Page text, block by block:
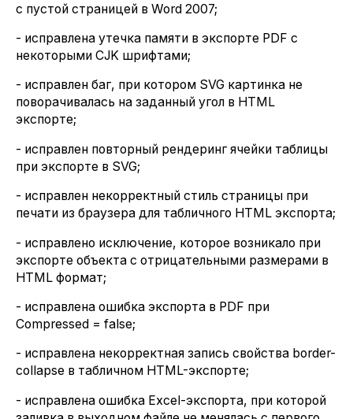
с пустой страницей в Word 2007;
- исправлена утечка памяти в экспорте PDF с
некоторыми CJK шрифтами;
- исправлен баг, при котором SVG картинка не
поворачивалась на заданный угол в HTML
экспорте;
- исправлен повторный рендеринг ячейки таблицы
при экспорте в SVG;
- исправлен некорректный стиль страницы при
печати из браузера для табличного HTML экспорта;
- исправлено исключение, которое возникало при
экспорте объекта с отрицательными размерами в
HTML формат;
- исправлена ошибка экспорта в PDF при
Compressed = false;
- исправлена некорректная запись свойства border-
collapse в табличном HTML-экспорте;
- исправлена ошибка Excel-экспорта, при которой